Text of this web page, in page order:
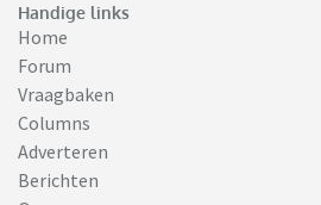
Handige links
Home
Forum
Vraagbaken
Columns
Adverteren
Berichten